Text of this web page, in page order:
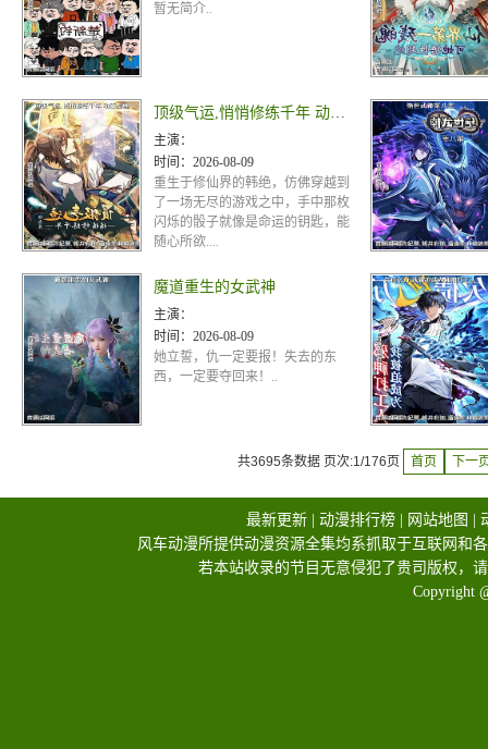
暂无简介..
顶级气运,悄悄修练千年 动态漫画
主演：
时间： 2026-08-09
重生于修仙界的韩绝，仿佛穿越到
了一场无尽的游戏之中，手中那枚
闪烁的骰子就像是命运的钥匙，能
随心所欲....
魔道重生的女武神
主演：
时间： 2026-08-09
她立誓，仇一定要报！失去的东
西，一定要夺回来！..
共3695条数据 页次:1/176页 首页 下一
最新更新 动漫排行榜 网站地图
风车动漫所提供动漫资源全集均系抓取于互联网和
若本站收录的节目无意侵犯了贵司版权，
Copyright